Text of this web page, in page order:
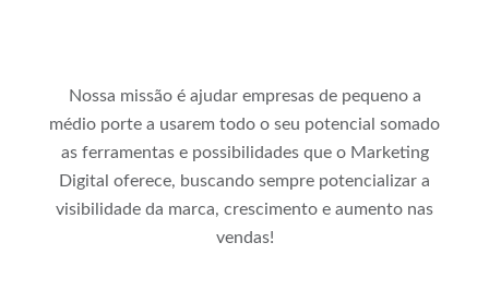
Nossa missão é ajudar empresas de pequeno a
médio porte a usarem todo o seu potencial somado
as ferramentas e possibilidades que o Marketing
Digital oferece, buscando sempre potencializar a
visibilidade da marca, crescimento e aumento nas
vendas!